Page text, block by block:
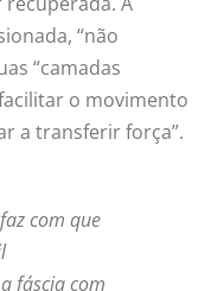
“não
“camadas
o movimento
a transferir força”.
com que
fáscia com